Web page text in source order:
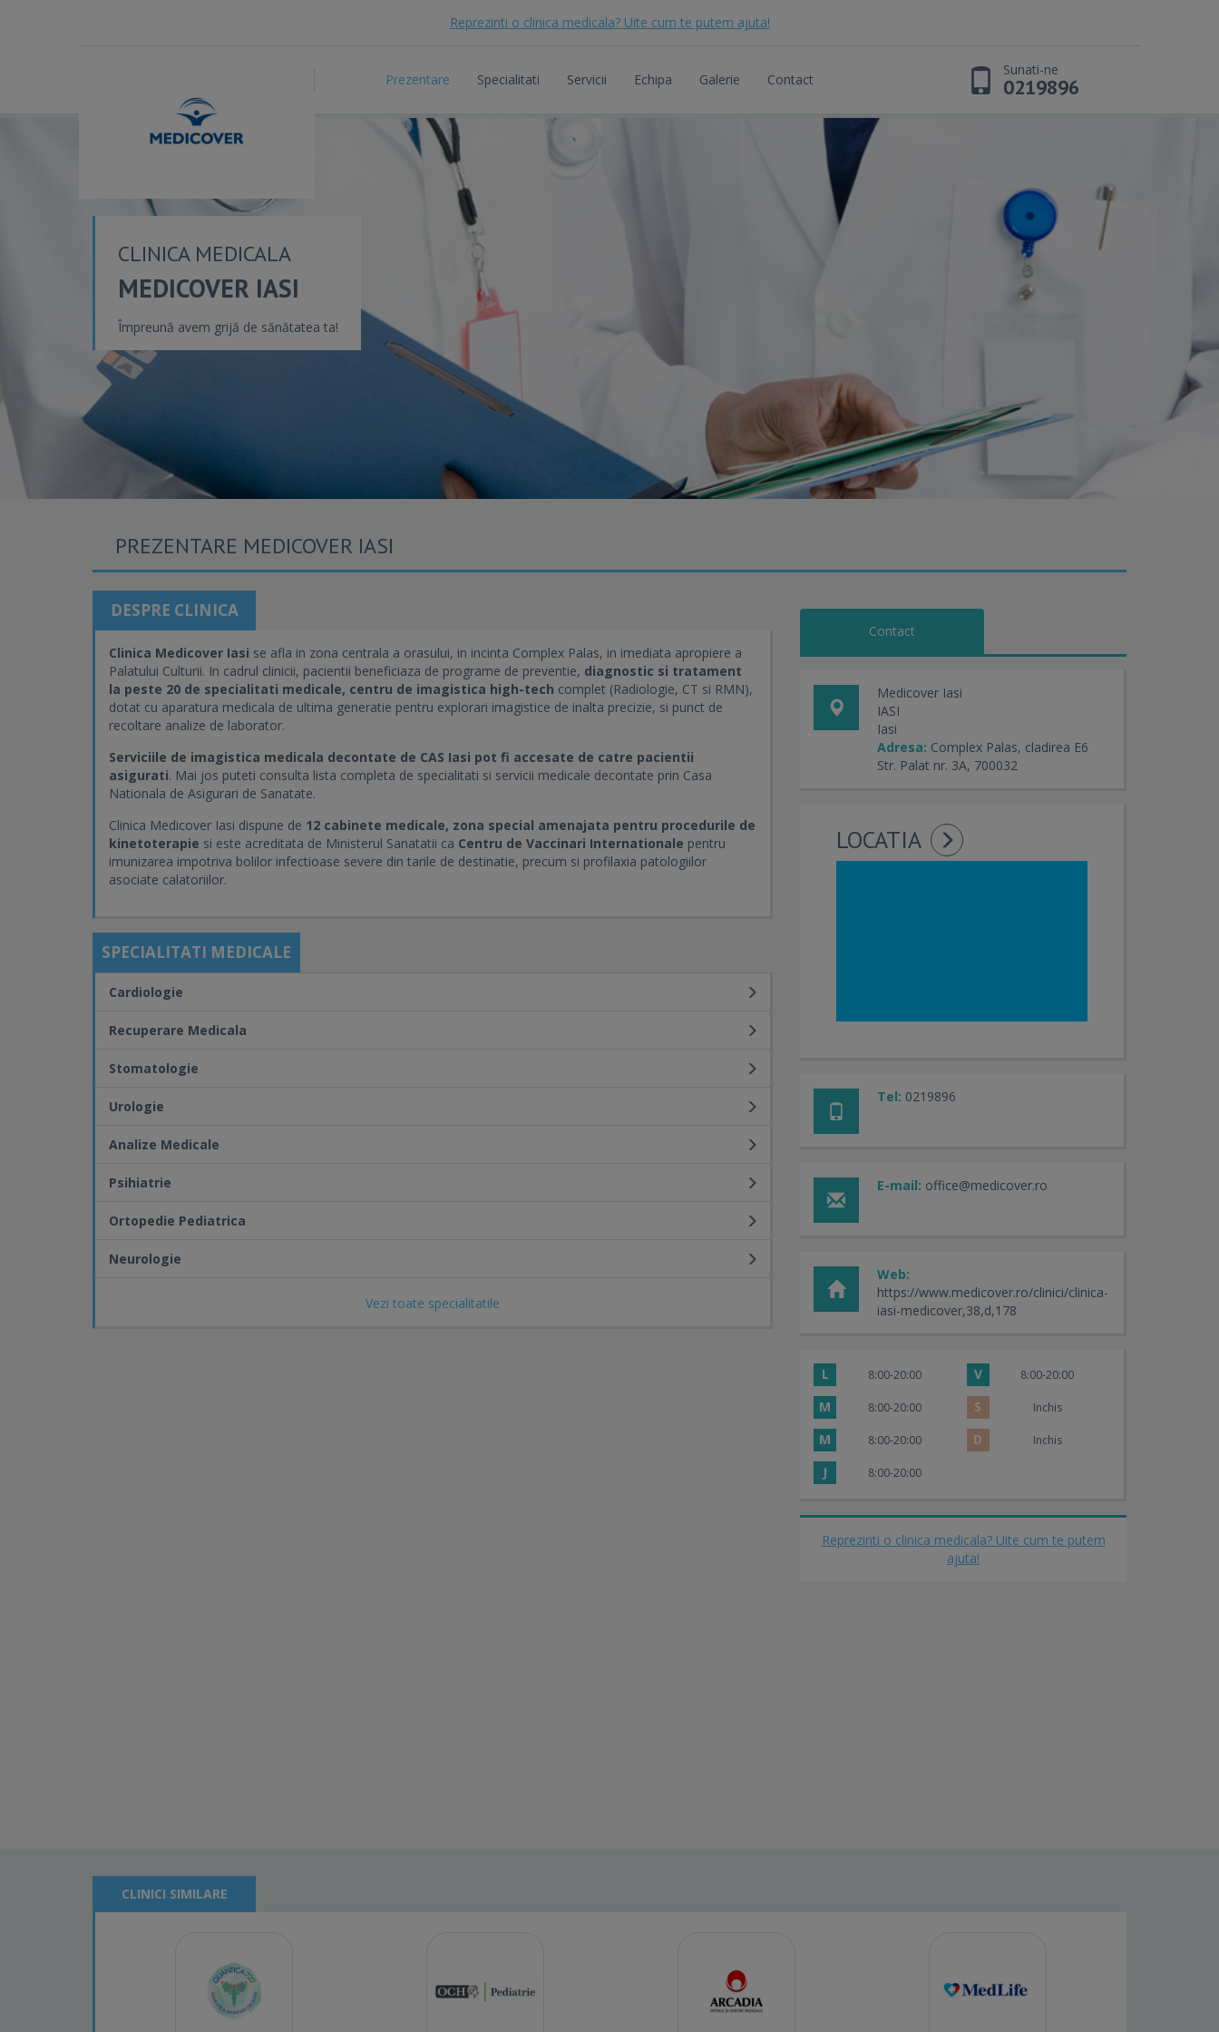
Reprezinti o clinica medicala? Uite cum te putem ajuta!
Prezentare Specialitati Servicii Echipa Galerie Contact
Sunati-ne
0219896
CLINICA MEDICALA
MEDICOVER IASI
Împreună avem grijă de sănătatea ta!
PREZENTARE MEDICOVER IASI
DESPRE CLINICA
Clinica Medicover Iasi se afla in zona centrala a orasului, in incinta Complex Palas, in imediata apropiere a
Palatului Culturii. In cadrul clinicii, pacientii beneficiaza de programe de preventie, diagnostic si tratament
la peste 20 de specialitati medicale, centru de imagistica high-tech complet (Radiologie, CT si RMN),
dotat cu aparatura medicala de ultima generatie pentru explorari imagistice de inalta precizie, si punct de
recoltare analize de laborator.
Serviciile de imagistica medicala decontate de CAS Iasi pot fi accesate de catre pacientii
asigurati. Mai jos puteti consulta lista completa de specialitati si servicii medicale decontate prin Casa
Nationala de Asigurari de Sanatate.
Clinica Medicover Iasi dispune de 12 cabinete medicale, zona special amenajata pentru procedurile de
kinetoterapie si este acreditata de Ministerul Sanatatii ca Centru de Vaccinari Internationale pentru
imunizarea impotriva bolilor infectioase severe din tarile de destinatie, precum si profilaxia patologiilor
asociate calatoriilor.
SPECIALITATI MEDICALE
Vezi toate specialitatile
Cardiologie
Recuperare Medicala
Stomatologie
Urologie
Analize Medicale
Psihiatrie
Ortopedie Pediatrica
Neurologie
Contact
Medicover Iasi
IASI
Iasi
Adresa: Complex Palas, cladirea E6
Str. Palat nr. 3A, 700032
LOCATIA
Tel: 0219896
E-mail: office@medicover.ro
Web:
https://www.medicover.ro/clinici/clinica-
iasi-medicover,38,d,178
L 8:00-20:00 V 8:00-20:00
M 8:00-20:00 S Inchis
M 8:00-20:00 D Inchis
J 8:00-20:00
Reprezinti o clinica medicala? Uite cum te putem
ajuta!
CLINICI SIMILARE